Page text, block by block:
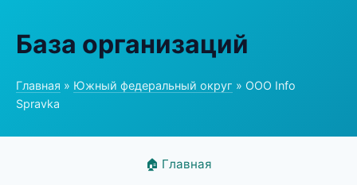
База организаций
Главная » Южный федеральный округ » ООО Info
Spravka
🏠 Главная